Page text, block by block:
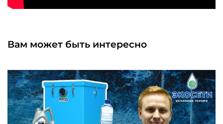
Вам может быть интересно